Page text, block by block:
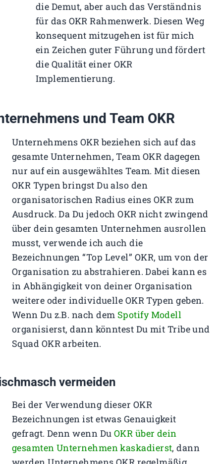
die Demut, aber auch das Verständnis
für das OKR Rahmenwerk. Diesen Weg
konsequent mitzugehen ist für mich
ein Zeichen guter Führung und fördert
die Qualität einer OKR
Implementierung.
und Team OKR
Unternehmens OKR beziehen sich auf das
gesamte Unternehmen, Team OKR dagegen
nur auf ein ausgewähltes Team. Mit diesen
OKR Typen bringst Du also den
organisatorischen Radius eines OKR zum
Ausdruck. Da Du jedoch OKR nicht zwingend
über dein gesamten Unternehmen ausrollen
musst, verwende ich auch die
Bezeichnungen “Top Level” OKR, um von der
Organisation zu abstrahieren. Dabei kann es
in Abhängigkeit von deiner Organisation
weitere oder individuelle OKR Typen geben.
Wenn Du z.B. nach dem Spotify Modell
organisierst, dann könntest Du mit Tribe und
Squad OKR arbeiten.
vermeiden
Bei der Verwendung dieser OKR
Bezeichnungen ist etwas Genauigkeit
gefragt. Denn wenn Du OKR über dein
gesamten Unternehmen kaskadierst, dann